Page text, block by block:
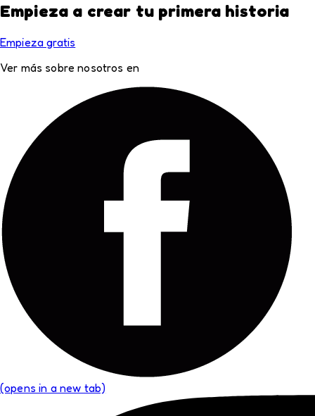
Empieza a crear tu primera historia
Empieza gratis
Ver más sobre nosotros en
(opens in a new tab)